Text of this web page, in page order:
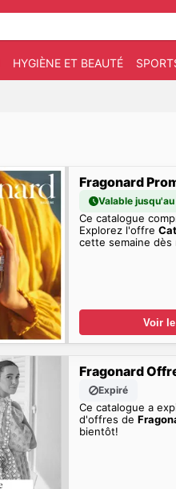
HYGIÈNE ET BEAUTÉ
Fragonard
Valable
Ce catalogue
Explorez l'offre
cette semaine dès
Voir
Fragonard
Expiré
Ce catalogue a
d'offres de
bientôt!